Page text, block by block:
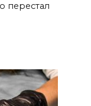
перестал